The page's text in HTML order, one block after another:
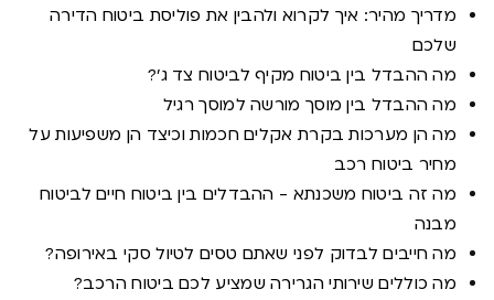
מדריך מהיר: איך לקרוא ולהבין את פוליסת ביטוח הדירה
שלכם
מה ההבדל בין ביטוח מקיף לביטוח צד ג'?
מה ההבדל בין מוסך מורשה למוסך רגיל
מה הן מערכות בקרת אקלים חכמות וכיצד הן משפיעות על
מחיר ביטוח רכב
מה זה ביטוח משכנתא - ההבדלים בין ביטוח חיים לביטוח
מבנה
מה חייבים לבדוק לפני שאתם טסים לטיול סקי באירופה?
מה כוללים שירותי הגרירה שמציע לכם ביטוח הרכב?